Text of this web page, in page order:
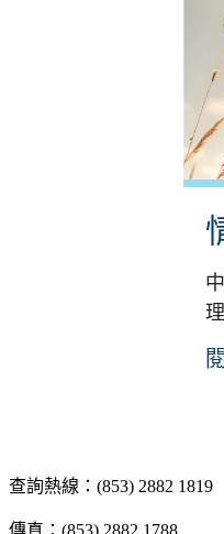
查詢熱線：(853) 2882 1819
傳真：(853) 2882 1788